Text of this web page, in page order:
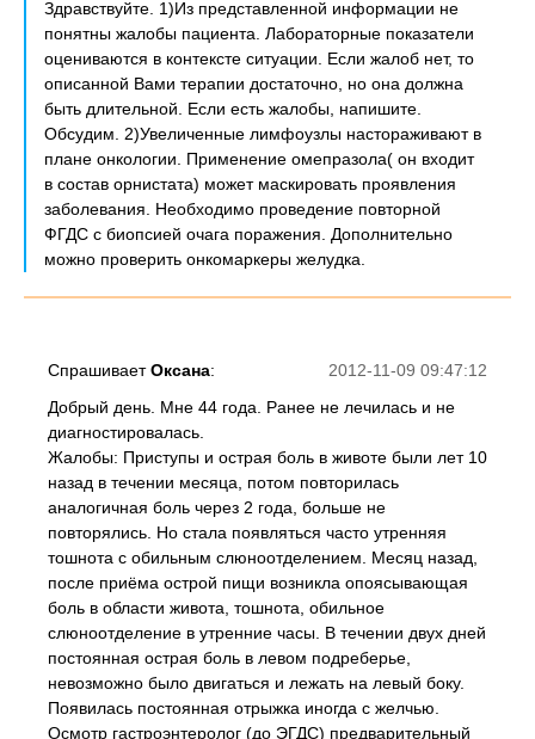
Здравствуйте. 1)Из представленной информации не
понятны жалобы пациента. Лабораторные показатели
оцениваются в контексте ситуации. Если жалоб нет, то
описанной Вами терапии достаточно, но она должна
быть длительной. Если есть жалобы, напишите.
Обсудим. 2)Увеличенные лимфоузлы настораживают в
плане онкологии. Применение омепразола( он входит
в состав орнистата) может маскировать проявления
заболевания. Необходимо проведение повторной
ФГДС с биопсией очага поражения. Дополнительно
можно проверить онкомаркеры желудка.
2012-11-09 09:47:12
СпрашиваетОксана:
Добрый день. Мне 44 года. Ранее не лечилась и не
диагностировалась.
Жалобы: Приступы и острая боль в животе были лет 10
назад в течении месяца, потом повторилась
аналогичная боль через 2 года, больше не
повторялись. Но стала появляться часто утренняя
тошнота с обильным слюноотделением. Месяц назад,
после приёма острой пищи возникла опоясывающая
боль в области живота, тошнота, обильное
слюноотделение в утренние часы. В течении двух дней
постоянная острая боль в левом подреберье,
невозможно было двигаться и лежать на левый боку.
Появилась постоянная отрыжка иногда с желчью.
Осмотр гастроэнтеролог (до ЭГДС) предварительный